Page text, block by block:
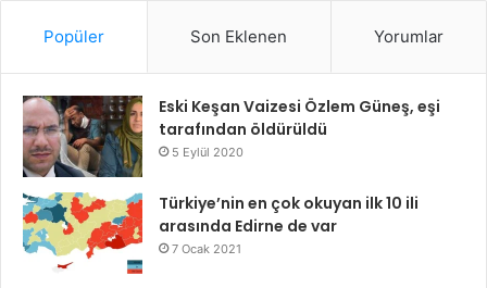
Popüler Son Eklenen Yorumlar
Eski Keşan Vaizesi Özlem Güneş, eşi
tarafından öldürüldü
5 Eylül 2020
Türkiye’nin en çok okuyan ilk 10 ili
arasında Edirne de var
7 Ocak 2021